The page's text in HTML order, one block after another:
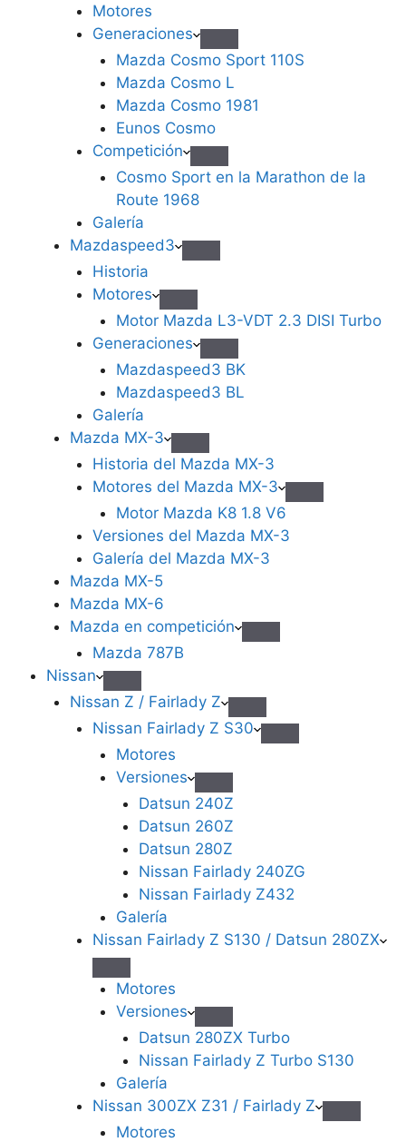
Motores
Generaciones
Mazda Cosmo Sport 110S
Mazda Cosmo L
Mazda Cosmo 1981
Eunos Cosmo
Competición
Cosmo Sport en la Marathon de la
Route 1968
Galería
Mazdaspeed3
Historia
Motores
Motor Mazda L3-VDT 2.3 DISI Turbo
Generaciones
Mazdaspeed3 BK
Mazdaspeed3 BL
Galería
Mazda MX-3
Historia del Mazda MX-3
Motores del Mazda MX-3
Motor Mazda K8 1.8 V6
Versiones del Mazda MX-3
Galería del Mazda MX-3
Mazda MX-5
Mazda MX-6
Mazda en competición
Mazda 787B
Nissan
Nissan Z / Fairlady Z
Nissan Fairlady Z S30
Motores
Versiones
Datsun 240Z
Datsun 260Z
Datsun 280Z
Nissan Fairlady 240ZG
Nissan Fairlady Z432
Galería
Nissan Fairlady Z S130 / Datsun 280ZX
Motores
Versiones
Datsun 280ZX Turbo
Nissan Fairlady Z Turbo S130
Galería
Nissan 300ZX Z31 / Fairlady Z
Motores